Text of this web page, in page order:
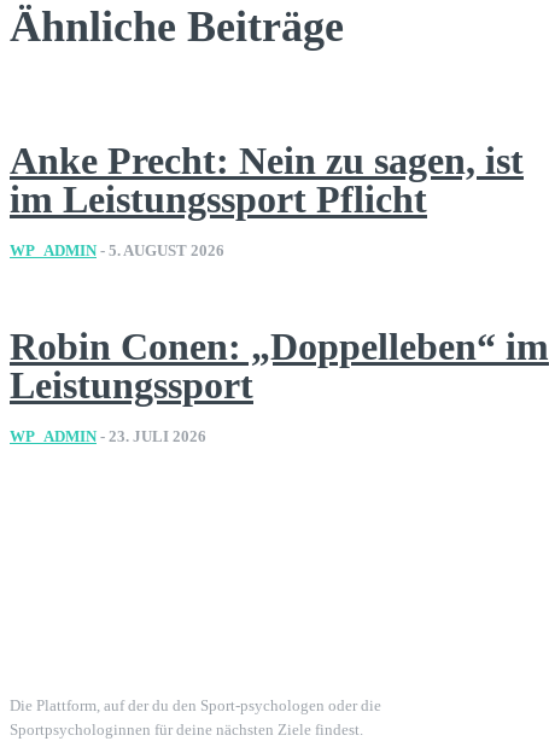
Ähnliche Beiträge
Anke Precht: Nein zu sagen, ist
im Leistungssport Pflicht
WP_ADMIN - 5. AUGUST 2026
Robin Conen: „Doppelleben“ im
Leistungssport
WP_ADMIN - 23. JULI 2026
Die Plattform, auf der du den Sport-psychologen oder die
Sportpsychologinnen für deine nächsten Ziele findest.